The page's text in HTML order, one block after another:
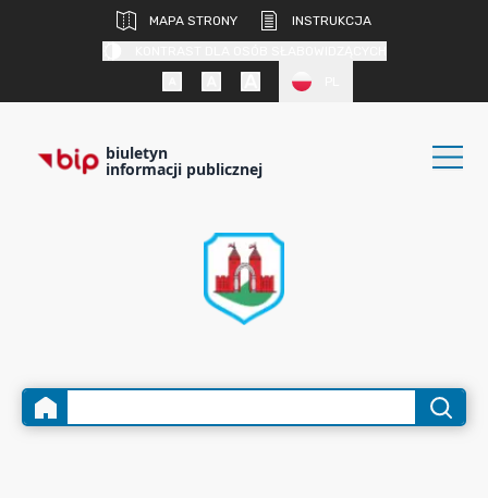
MAPA STRONY
INSTRUKCJA
biuletyn
informacji publicznej